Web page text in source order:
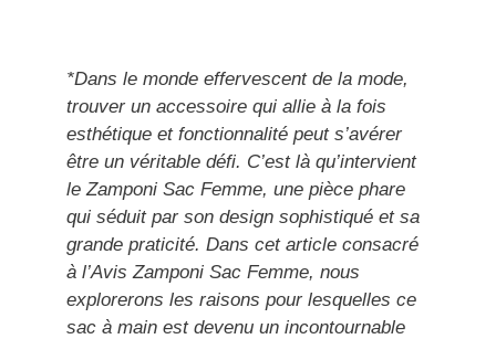
*Dans le monde effervescent de la mode,
trouver un accessoire qui allie à la fois
esthétique et fonctionnalité peut s’avérer
être un véritable défi. C’est là qu’intervient
le Zamponi Sac Femme, une pièce phare
qui séduit par son design sophistiqué et sa
grande praticité. Dans cet article consacré
à l’Avis Zamponi Sac Femme, nous
explorerons les raisons pour lesquelles ce
sac à main est devenu un incontournable